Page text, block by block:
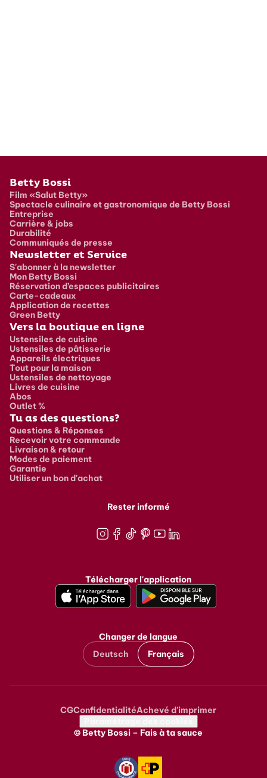
Pied de page
Betty Bossi
Film «Salut Betty»
Spectacle culinaire et gastronomique de Betty Bossi
Entreprise
Carrière & jobs
Durabilité
Communiqués de presse
Newsletter et Service
S'abonner à la newsletter
Mon Betty Bossi
Réservation d’espaces publicitaires
Carte-cadeaux
Application de recettes
Green Betty
Vers la boutique en ligne
Ustensiles de cuisine
Ustensiles de pâtisserie
Appareils électriques
Tout pour la maison
Ustensiles de nettoyage
Livres de cuisine
Abos
Outlet %
Tu as des questions?
Questions & Réponses
Recevoir votre commande
Livraison & retour
Modes de paiement
Garantie
Utiliser un bon d'achat
Rester informé
Télécharger l'application
Changer de langue
Deutsch
Français
Metanavigation
CGConfidentialitéAchevé d'imprimer
© Betty Bossi – Fais à ta sauce